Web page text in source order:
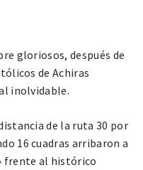
gloriosos, después de
de Achiras
inolvidable.
de la ruta 30 por
16 cuadras arribaron a
frente al histórico